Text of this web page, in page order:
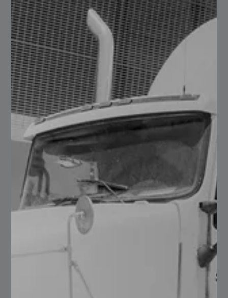
Como lo hemos comentado en este blog este material
que gracias a su antiderrapante garantizan la seguridad
y a su vez también disminuyen el riesgo de sufrir algún
resbalón o caída, en áreas sobre todo que se
encuentran expuestas a líquidos.
Este material es muy versátil ya que como vimos
en sus usos puede adaptarse y usarse para una
gran cantidad de proyectos.
Se elabora bajo la calidad ASTM A786 la cual
garantiza su resistencia, ante golpes o impactos.
Requiere de poco o mínimo mantenimiento, se
recomienda realizar limpiezas de forma periódica
al material, lo cual le representará un ahorro
significante en sus gastos.
Cuenta con cierta capacidad de resistencia ante la
oxidación y corrosión, por lo cual es un material
que se puede utilizar tanto en interiores como en